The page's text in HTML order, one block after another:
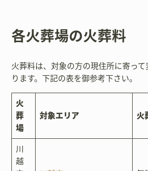
各火葬場の火葬料
火葬料は、対象の方の現住所に寄って
ります。下記の表を御参考下さい。
火
葬
場
対象エリア 火
川
越